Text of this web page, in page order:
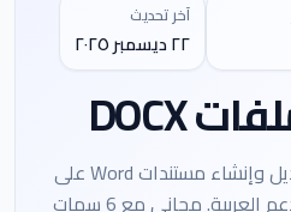
آخر تحديث
٢٢ ديسمبر ٢٠٢٥
محرر جلازر يتيح لك فتح وتعديل وإنشاء مستندات Word على
هاتفك. صدّر إلى PDF مع دعم العربية. مجاني مع 6 سمات